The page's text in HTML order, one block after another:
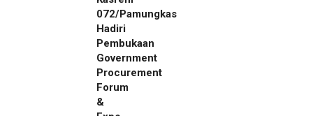
072/Pamungkas
Hadiri
Pembukaan
Government
Procurement
Forum
&